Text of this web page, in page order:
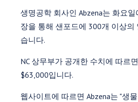
생명공학 회사인 Abzena는 화요
장을 통해 샌포드에 300개 이상의
습니다.
NC 상무부가 공개한 수치에 따르
$63,000입니다.
웹사이트에 따르면 Abzena는 "생